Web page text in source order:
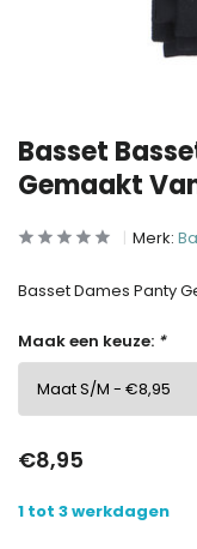
Basset
Gemaakt
Merk:
Basset Dames Panty
Maak een keuze: *
€8,95
1 tot 3 werkdagen